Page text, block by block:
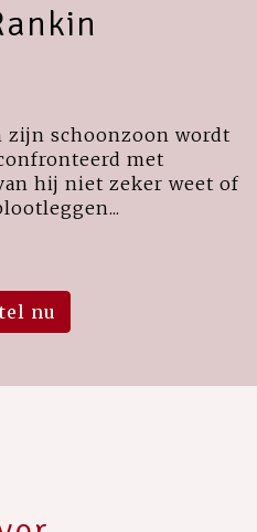
zijn schoonzoon wordt
met
hij niet zeker weet of
nu